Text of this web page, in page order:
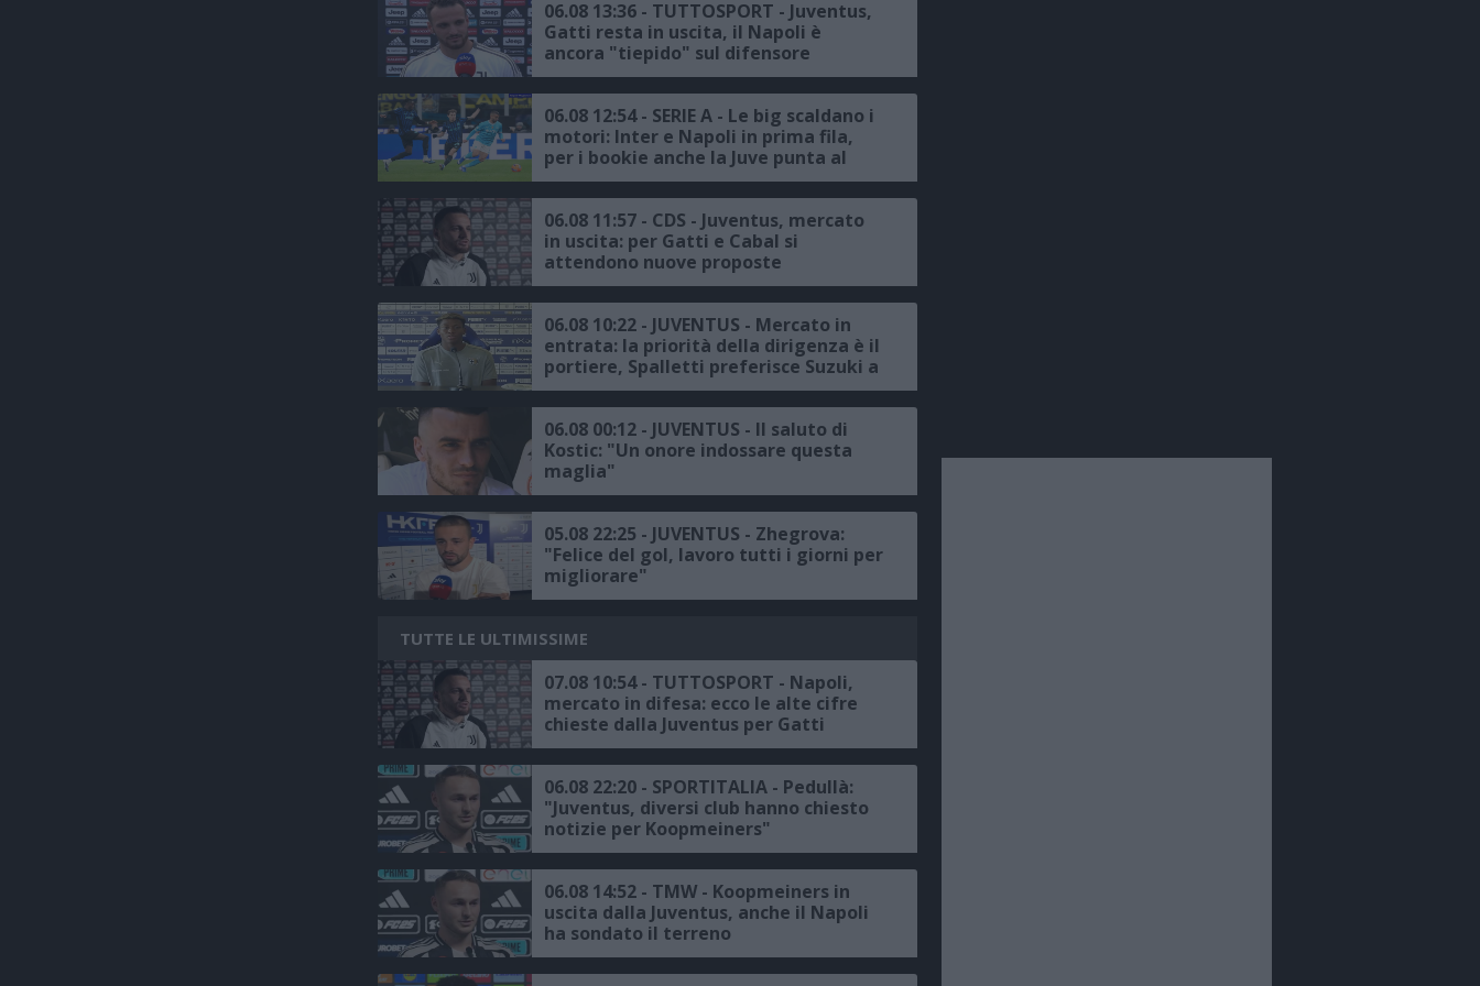
06.08 13:36 - TUTTOSPORT - Juventus,
Gatti resta in uscita, il Napoli è
ancora "tiepido" sul difensore
06.08 12:54 - SERIE A - Le big scaldano i
motori: Inter e Napoli in prima fila,
per i bookie anche la Juve punta al
podio
06.08 11:57 - CDS - Juventus, mercato
in uscita: per Gatti e Cabal si
attendono nuove proposte
06.08 10:22 - JUVENTUS - Mercato in
entrata: la priorità della dirigenza è il
portiere, Spalletti preferisce Suzuki a
Vicario
06.08 00:12 - JUVENTUS - Il saluto di
Kostic: "Un onore indossare questa
maglia"
05.08 22:25 - JUVENTUS - Zhegrova:
"Felice del gol, lavoro tutti i giorni per
migliorare"
TUTTE LE ULTIMISSIME
07.08 10:54 - TUTTOSPORT - Napoli,
mercato in difesa: ecco le alte cifre
chieste dalla Juventus per Gatti
06.08 22:20 - SPORTITALIA - Pedullà:
"Juventus, diversi club hanno chiesto
notizie per Koopmeiners"
06.08 14:52 - TMW - Koopmeiners in
uscita dalla Juventus, anche il Napoli
ha sondato il terreno